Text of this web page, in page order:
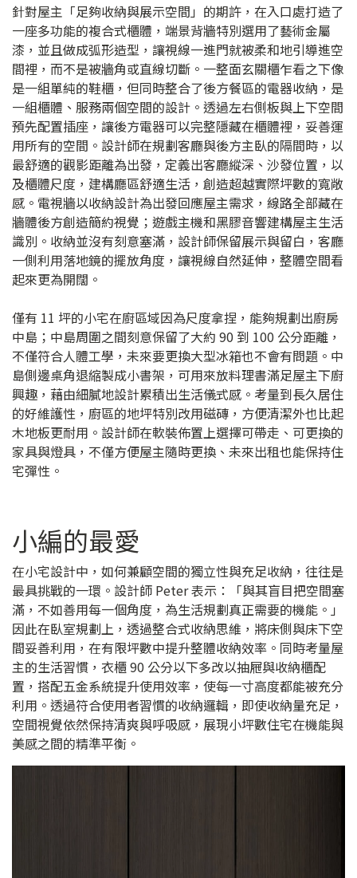
針對屋主「足夠收納與展示空間」的期許，在入口處打造了
一座多功能的複合式櫃體，端景背牆特別選用了藝術金屬
漆，並且做成弧形造型，讓視線一進門就被柔和地引導進空
間裡，而不是被牆角或直線切斷。一整面玄關櫃乍看之下像
是一組單純的鞋櫃，但同時整合了後方餐區的電器收納，是
一組櫃體、服務兩個空間的設計。透過左右側板與上下空間
預先配置插座，讓後方電器可以完整隱藏在櫃體裡，妥善運
用所有的空間。設計師在規劃客廳與後方主臥的隔間時，以
最舒適的觀影距離為出發，定義出客廳縱深、沙發位置，以
及櫃體尺度，建構廳區舒適生活，創造超越實際坪數的寬敞
感。電視牆以收納設計為出發回應屋主需求，線路全部藏在
牆體後方創造簡約視覺；遊戲主機和黑膠音響建構屋主生活
識別。收納並沒有刻意塞滿，設計師保留展示與留白，客廳
一側利用落地鏡的擺放角度，讓視線自然延伸，整體空間看
起來更為開闊。
僅有 11 坪的小宅在廚區域因為尺度拿捏，能夠規劃出廚房
中島；中島周圍之間刻意保留了大約 90 到 100 公分距離，
不僅符合人體工學，未來要更換大型冰箱也不會有問題。中
島側邊桌角退縮製成小書架，可用來放料理書滿足屋主下廚
興趣，藉由細膩地設計累積出生活儀式感。考量到長久居住
的好維護性，廚區的地坪特別改用磁磚，方便清潔外也比起
木地板更耐用。設計師在軟裝佈置上選擇可帶走、可更換的
家具與燈具，不僅方便屋主隨時更換、未來出租也能保持住
宅彈性。
小編的最愛
在小宅設計中，如何兼顧空間的獨立性與充足收納，往往是
最具挑戰的一環。設計師 Peter 表示：「與其盲目把空間塞
滿，不如善用每一個角度，為生活規劃真正需要的機能。」
因此在臥室規劃上，透過整合式收納思維，將床側與床下空
間妥善利用，在有限坪數中提升整體收納效率。同時考量屋
主的生活習慣，衣櫃 90 公分以下多改以抽屜與收納櫃配
置，搭配五金系統提升使用效率，使每一寸高度都能被充分
利用。透過符合使用者習慣的收納邏輯，即使收納量充足，
空間視覺依然保持清爽與呼吸感，展現小坪數住宅在機能與
美感之間的精準平衡。